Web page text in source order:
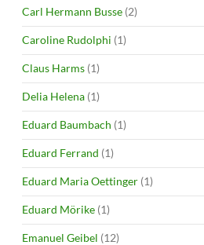
Carl Hermann Busse (2)
Caroline Rudolphi (1)
Claus Harms (1)
Delia Helena (1)
Eduard Baumbach (1)
Eduard Ferrand (1)
Eduard Maria Oettinger (1)
Eduard Mörike (1)
Emanuel Geibel (12)